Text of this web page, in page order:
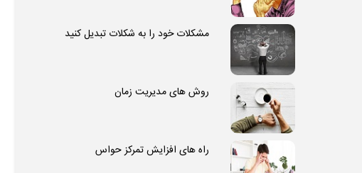
مشکلات خود را به شکلات تبدیل کنید
روش های مدیریت زمان
راه های افزایش تمرکز حواس